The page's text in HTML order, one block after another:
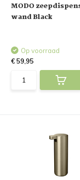
MODO
wand Black
Op voorraad
€ 59,95